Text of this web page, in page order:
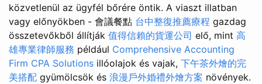
közvetlenül az ügyfél bőrére öntik. A viaszt illatban
vagy előnyökben - 會議餐點 台中整復推薦療程 gazdag
összetevőkből állítják 值得信賴的貨運公司 elő, mint 高
雄專業律師服務 például Comprehensive Accounting
Firm CPA Solutions illóolajok és vajak, 下午茶外燴的完
美搭配 gyümölcsök és 浪漫戶外婚禮外燴方案 növények.